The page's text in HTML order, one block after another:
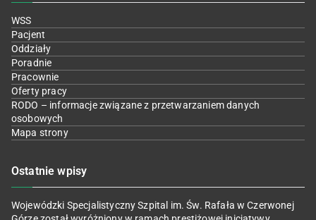
WSS
Pacjent
Oddziały
Poradnie
Pracownie
Oferty pracy
RODO – informacje związane z przetwarzaniem danych
osobowych
Mapa strony
Ostatnie wpisy
Wojewódzki Specjalistyczny Szpital im. Św. Rafała w Czerwonej